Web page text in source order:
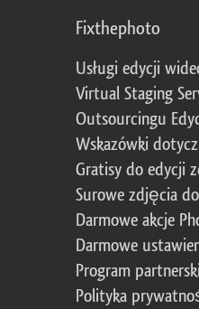
Fixthephoto
Usługi edycji
Virtual Staging
Outsourcingu
Wskazówki
Gratisy do edycji
Surowe zdjęcia
Darmowe akcje
Darmowe
Program partnerski
Polityka